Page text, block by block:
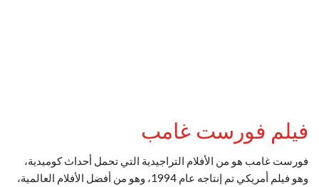
فيلم فورست غامب
فورست غامب هو من الأفلام التراجيدية التي تحمل أحداث كوميدية،
وهو فيلم أمريكي تم إنتاجه عام 1994، وهو من أفضل الأفلام العالمية،